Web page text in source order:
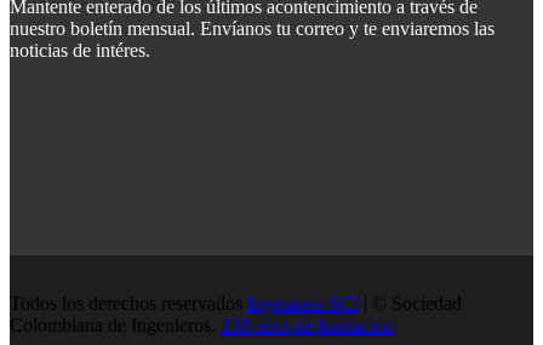
Mantente enterado de los últimos acontencimiento a través de
nuestro boletín mensual. Envíanos tu correo y te enviaremos las
noticias de intéres.
Todos los derechos reservados Ingenieria SCI | © Sociedad
Colombiana de Ingenieros. 138 años de fundación